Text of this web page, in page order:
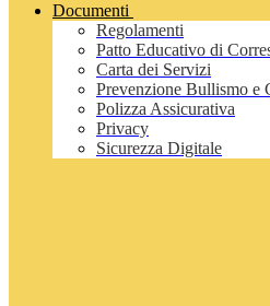
Documenti
Regolamenti
Patto Educativo di
Carta dei Servizi
Prevenzione Bullismo e
Polizza Assicurativa
Privacy
Sicurezza Digitale